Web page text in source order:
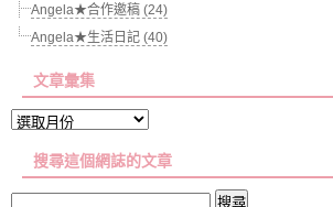
Angela★合作邀稿 (24)
Angela★生活日記 (40)
文章彙集
文
彙
搜尋這個網誌的文章